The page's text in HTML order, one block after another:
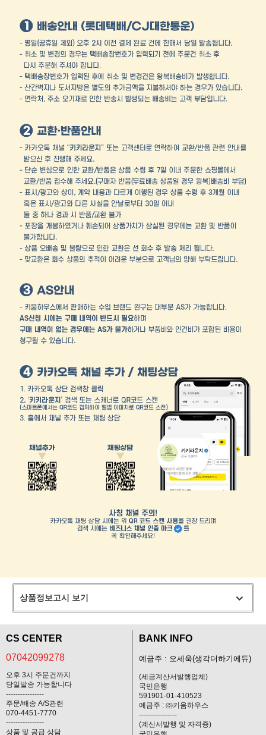
상품정보고시 보기
CS CENTER
07042099278
오후 3시 주문건까지
당일발송 가능합니다
----------------
주문/배송 A/S관련
070-4451-7770
----------------
상품 및 공급 상담
BANK INFO
예금주 : 오세욱(생각더하기에듀)
(세금계산서발행업체)
국민은행
591901-01-410523
예금주 : ㈜키움하우스
----------------
(계산서발행 및 자격증)